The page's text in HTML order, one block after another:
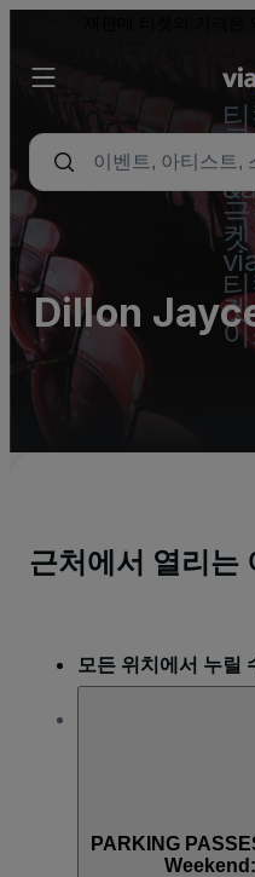
Dillon
Lots
근처에서 열리는
모든 위치에서 누릴
PARKING